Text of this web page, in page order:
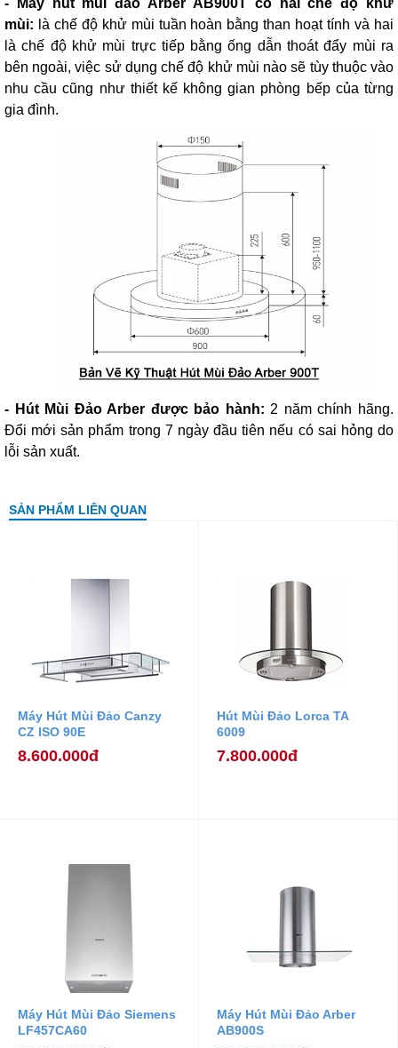
- Máy hút mùi đảo Arber AB900T có hai chế độ khử
mùi: là chế độ khử mùi tuần hoàn bằng than hoạt tính và hai
là chế độ khử mùi trực tiếp bằng ống dẫn thoát đẩy mùi ra
bên ngoài, việc sử dụng chế độ khử mùi nào sẽ tùy thuộc vào
nhu cầu cũng như thiết kế không gian phòng bếp của từng
gia đình.
- Hút Mùi Đảo Arber được bảo hành: 2 năm chính hãng.
Đổi mới sản phẩm trong 7 ngày đầu tiên nếu có sai hỏng do
lỗi sản xuất.
SẢN PHẨM LIÊN QUAN
Máy Hút Mùi Đảo Canzy
CZ ISO 90E
8.600.000đ
Hút Mùi Đảo Lorca TA
6009
7.800.000đ
Máy Hút Mùi Đảo Siemens
LF457CA60
Máy Hút Mùi Đảo Arber
AB900S